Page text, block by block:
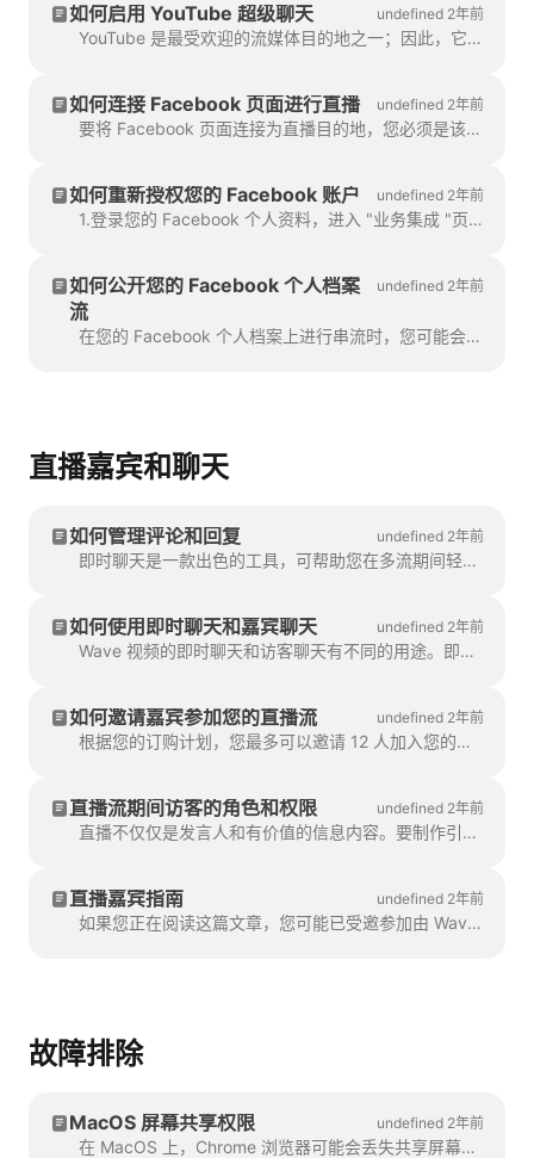
如何启用 YouTube 超级聊天 undefined 2年前
YouTube 是最受欢迎的流媒体目的地之一；因此，它为内容创作者和流媒体直播者提供了大量的机会来...
如何连接 Facebook 页面进行直播 undefined 2年前
要将 Facebook 页面连接为直播目的地，您必须是该页面的管理员或编辑。为确保您拥有所需的权限，您需要在 Facebook 页面上创建一个...
如何重新授权您的 Facebook 账户 undefined 2年前
1.登录您的 Facebook 个人资料，进入 "业务集成 "页面。找到 Wave.video 应用程序，选中右侧的复选框，然后点击...
如何公开您的 Facebook 个人档案
流
undefined 2年前
在您的 Facebook 个人档案上进行串流时，您可能会发现观众的评论不会显示在 Wave.video 即时聊天上。出现这种情况是因为 Face...
直播嘉宾和聊天
如何管理评论和回复 undefined 2年前
即时聊天是一款出色的工具，可帮助您在多流期间轻松与受众互动。它可以显示来自每个目的地的所有回复。
如何使用即时聊天和嘉宾聊天 undefined 2年前
Wave 视频的即时聊天和访客聊天有不同的用途。即时聊天会显示来自不同目的地的观众在直播期间的所有信息。
如何邀请嘉宾参加您的直播流 undefined 2年前
根据您的订购计划，您最多可以邀请 12 人加入您的直播。邀请过程就像复制/粘贴链接一样简单。他...
直播流期间访客的角色和权限 undefined 2年前
直播不仅仅是发言人和有价值的信息内容。要制作引人入胜、具有视觉吸引力的视频直播活动，您需要...
直播嘉宾指南 undefined 2年前
如果您正在阅读这篇文章，您可能已受邀参加由 Wave.video 支持的直播。恭喜您！为了确保最好的观看效果，您需要了解如何使用 Wave.video 进行直播。
故障排除
MacOS 屏幕共享权限 undefined 2年前
在 MacOS 上，Chrome 浏览器可能会丢失共享屏幕的权限。如果发生这种情况，请按照以下步骤恢复访问权限：打开系统偏好设置和...